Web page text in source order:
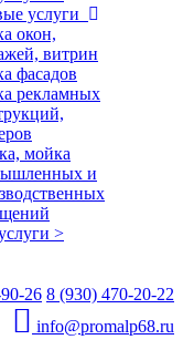
услуги
окон,
витрин
фасадов
рекламных
мойка
и
>
26 8 (930) 470-20-22
info@promalp68.ru